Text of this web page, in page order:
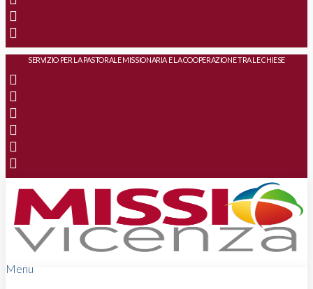
SERVIZIO PER LA PASTORALE MISSIONARIA E LA COOPERAZIONE TRA LE CHIESE
Menu